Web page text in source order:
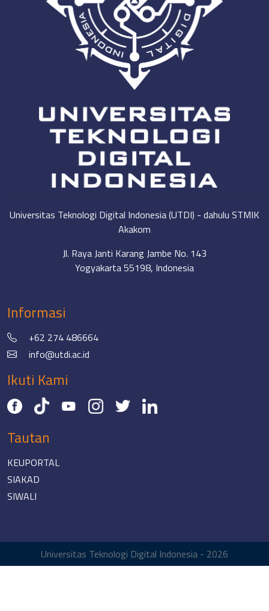
Universitas Teknologi Digital Indonesia (UTDI) - dahulu STMIK
Akakom
Jl. Raya Janti Karang Jambe No. 143
Yogyakarta 55198, Indonesia
Informasi
+62 274 486664
info@utdi.ac.id
Ikuti Kami
Tautan
KEUPORTAL
SIAKAD
SIWALI
Universitas Teknologi Digital Indonesia - 2026